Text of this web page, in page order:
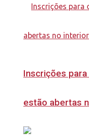
Inscrições
estão abertas